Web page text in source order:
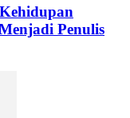
Penulis